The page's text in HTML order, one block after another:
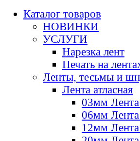
Каталог товаров
НОВИНКИ
УСЛУГИ
Нарезка лент
Печать на
Ленты, тесьмы и
Лента атласная
03мм Лента
06мм Лента
12мм Лента